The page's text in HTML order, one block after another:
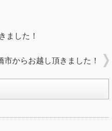
ました！
市からお越し頂きました！